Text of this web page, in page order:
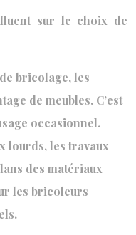
sur le choix de
bricolage, les
de meubles. C’est
occasionnel.
lourds, les travaux
des matériaux
les bricoleurs